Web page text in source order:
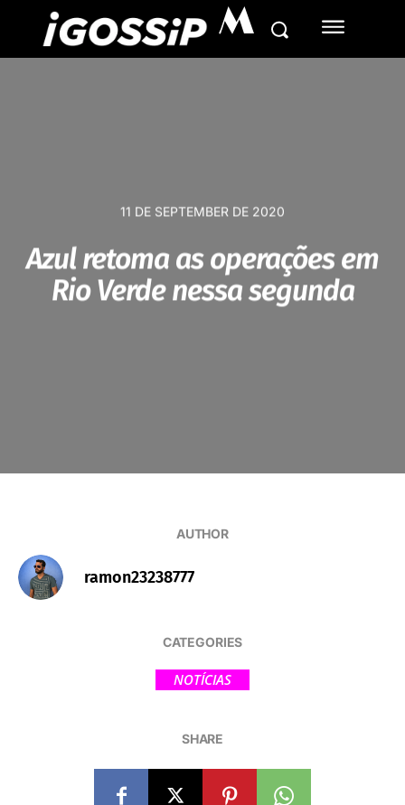
M
11 DE SEPTEMBER DE 2020
Azul retoma as operações em
Rio Verde nessa segunda
AUTHOR
ramon23238777
CATEGORIES
NOTÍCIAS
SHARE